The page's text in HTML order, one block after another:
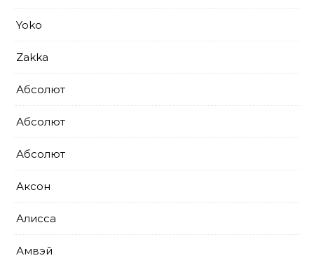
Yoko
Zakka
Абсолют
Абсолют
Абсолют
Аксон
Алисса
Амвэй